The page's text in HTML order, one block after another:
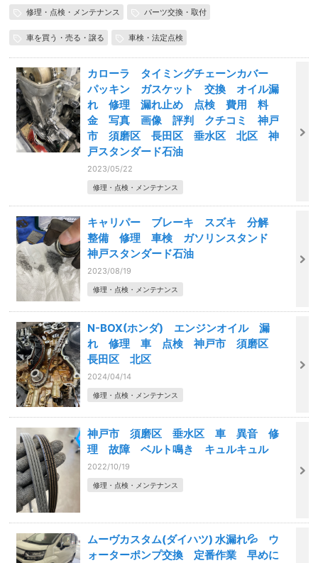
修理・点検・メンテナンス パーツ交換・取付
車を買う・売る・譲る 車検・法定点検
カローラ タイミングチェーンカバー
パッキン ガスケット 交換 オイル漏
れ 修理 漏れ止め 点検 費用 料
金 写真 画像 評判 クチコミ 神戸
市 須磨区 長田区 垂水区 北区 神
戸スタンダード石油
2023/05/22
修理・点検・メンテナンス
キャリパー ブレーキ スズキ 分解
整備 修理 車検 ガソリンスタンド
神戸スタンダード石油
2023/08/19
修理・点検・メンテナンス
N-BOX(ホンダ) エンジンオイル 漏
れ 修理 車 点検 神戸市 須磨区
長田区 北区
2024/04/14
修理・点検・メンテナンス
神戸市 須磨区 垂水区 車 異音 修
理 故障 ベルト鳴き キュルキュル
2022/10/19
修理・点検・メンテナンス
ムーヴカスタム(ダイハツ) 水漏れ💦 ウ
ォーターポンプ交換 定番作業 早めに